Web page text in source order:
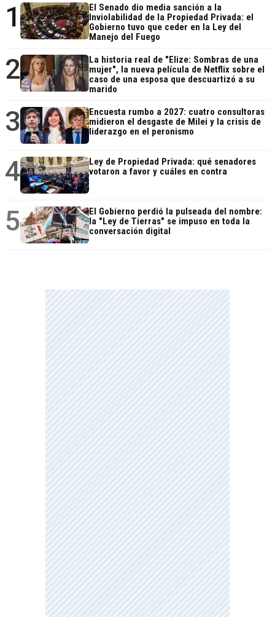
1
El Senado dio media sanción a la
Inviolabilidad de la Propiedad Privada: el
Gobierno tuvo que ceder en la Ley del
Manejo del Fuego
2
La historia real de "Elize: Sombras de una
mujer", la nueva película de Netflix sobre el
caso de una esposa que descuartizó a su
marido
3
Encuesta rumbo a 2027: cuatro consultoras
midieron el desgaste de Milei y la crisis de
liderazgo en el peronismo
4
Ley de Propiedad Privada: qué senadores
votaron a favor y cuáles en contra
5
El Gobierno perdió la pulseada del nombre:
la "Ley de Tierras" se impuso en toda la
conversación digital